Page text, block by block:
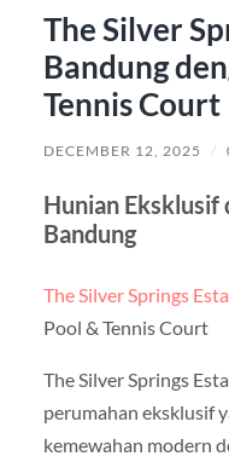
The Silver
Bandung
Tennis Court
DECEMBER 12, 2025 /
Hunian Eksklusif
Bandung
The Silver Springs
Pool & Tennis Court
The Silver Springs
perumahan eksklusif
kemewahan modern